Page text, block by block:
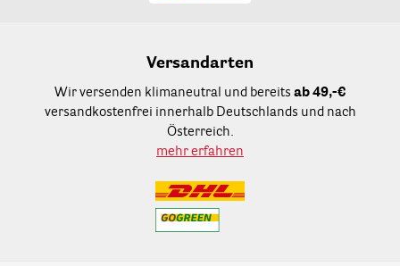
Versandarten
Wir versenden klimaneutral und bereits ab 49,-€
versandkostenfrei innerhalb Deutschlands und nach
Österreich.
mehr erfahren